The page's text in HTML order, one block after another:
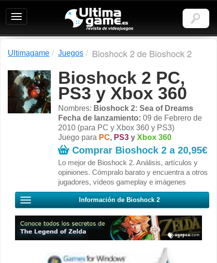
Ultimagame:
Revista
de
Ultimagame Juegos Bioshock 2 de Bioshock 2
Bioshock 2 PC,
PS3 y Xbox 360
Nombres: Bioshock 2: Sea of Dreams
Fecha de lanzamiento: 09 de Febrero de
2010 (para PC y Xbox 360 y PS3)
Juego para PC, PS3 y Xbox 360
Comprar Bioshock 2 a 20,95€
Lo mejor de Bioshock 2. Análisis, artículos y
opiniones. Cómpralo barato y encuentra a otros
jugadores, vídeos gameplay e imágenes
Información de Bioshock 2